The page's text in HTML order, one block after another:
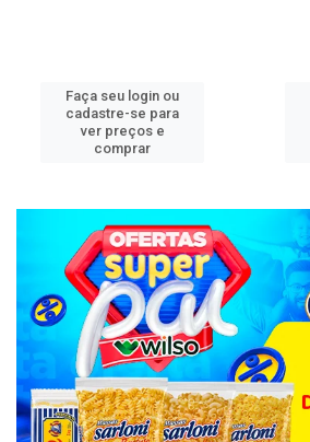
Faça seu login ou
cadastre-se para
ver preços e
comprar